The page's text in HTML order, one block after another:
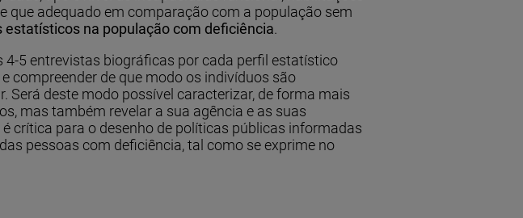
que adequado em comparação com a população sem
na população com deficiência.
5 entrevistas biográficas por cada perfil estatístico
compreender de que modo os indivíduos são
deste modo possível caracterizar, de forma mais
mas também revelar a sua agência e as suas
crítica para o desenho de políticas públicas informadas
pessoas com deficiência, tal como se exprime no